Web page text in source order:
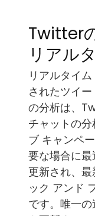
Twitter
リアル
リアルタイ
されたツイ
の分析は、
チャットの
ブ キャンペ
要な場合に
更新され、
ック アンド
です。唯一